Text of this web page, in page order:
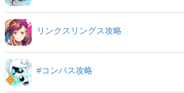
リンクスリングス攻略
#コンパス攻略